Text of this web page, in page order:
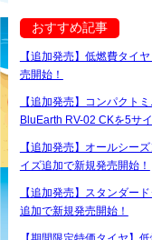
おすすめ記事
【追加発売】低燃費タイ
売開始！
【追加発売】コンパクト
BluEarth RV-02 CKを5サ
【追加発売】オールシー
イズ追加で新規発売開始！
【追加発売】スタンダー
追加で新規発売開始！